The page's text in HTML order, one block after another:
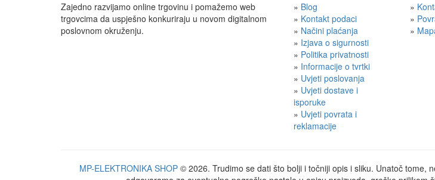
Zajedno razvijamo online trgovinu i pomažemo web
trgovcima da uspješno konkuriraju u novom digitalnom
poslovnom okruženju.
» Blog
» Kontakt podaci
» Načini plaćanja
» Izjava o sigurnosti
» Politika privatnosti
» Informacije o tvrtki
» Uvjeti poslovanja
» Uvjeti dostave i
isporuke
» Uvjeti povrata i
reklamacije
»
»
»
MP-ELEKTRONIKA SHOP © 2026. Trudimo se dati što bolji i točniji opis i sliku. Unatoč tome,